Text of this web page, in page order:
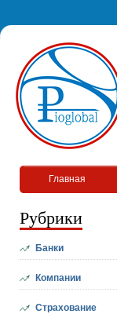
Главная
Рубрики
Банки
Компании
Страхование